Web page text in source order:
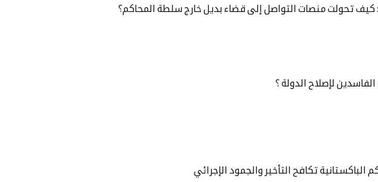
كيف تحولت منصات التواصل إلى قضاء بديل خارج سلطة المحاكم؟
لإصلاح الدولة ؟
الباكستانية تكافح التأخير والجمود الإجرائي